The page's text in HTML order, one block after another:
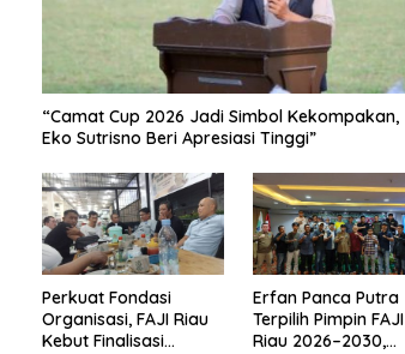
“Camat Cup 2026 Jadi Simbol Kekompakan,
Eko Sutrisno Beri Apresiasi Tinggi”
Perkuat Fondasi
Organisasi, FAJI Riau
Kebut Finalisasi
Erfan Panca Putra
Terpilih Pimpin FAJI
Riau 2026–2030,